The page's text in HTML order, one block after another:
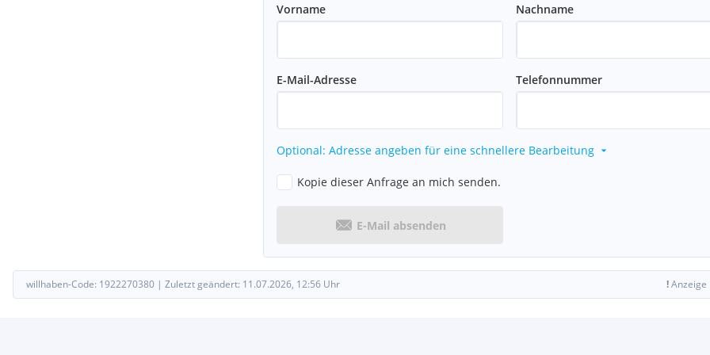
Vorname Nachname
E-Mail-Adresse Telefonnummer
Optional: Adresse angeben für eine schnellere Bearbeitung
Kopie dieser Anfrage an mich senden.
E-Mail absenden
willhaben-Code: 1922270380 | Zuletzt geändert: 11.07.2026, 12:56 Uhr !Anzeige